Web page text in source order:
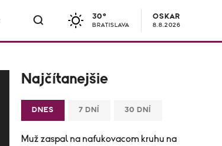
30°
BRATISLAVA
OSKAR
8.8.2026
Najčítanejšie
DNES 7 DNÍ 30 DNÍ
Muž zaspal na nafukovacom kruhu na